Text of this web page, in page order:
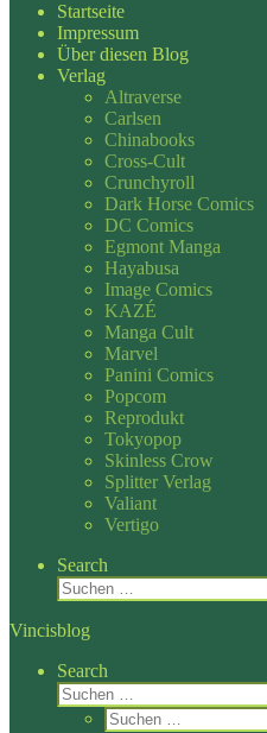
Startseite
Impressum
Über diesen Blog
Verlag
Altraverse
Carlsen
Chinabooks
Cross-Cult
Crunchyroll
Dark Horse Comics
DC Comics
Egmont Manga
Hayabusa
Image Comics
KAZÉ
Manga Cult
Marvel
Panini Comics
Popcom
Reprodukt
Tokyopop
Skinless Crow
Splitter Verlag
Valiant
Vertigo
Search
Suche
Vincisblog
Search
Suche
Suche